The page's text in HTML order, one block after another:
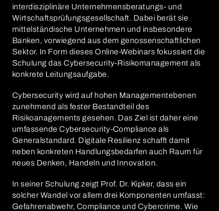
interdisziplinäre Unternehmensberatungs- und
Wirtschaftsprüfungsgesellschaft. Dabei berät sie
mittelständische Unternehmen und insbesondere
Banken, vorwiegend aus dem genossenschaftlichen
Sektor. In Form dieses Online-Webinars fokussiert die
Schulung das Cybersecurity-Risikomanagement als
konkrete Leitungsaufgabe.
Cybersecurity wird auf hohen Managementebenen
zunehmend als fester Bestandteil des
Risikoanagements gesehen. Das Ziel ist daher eine
umfassende Cybersecurity-Compliance als
Generalstandard. Digitale Resilienz schafft damit
neben konkreten Handlungsbedarfen auch Raum für
neues Denken, Handeln und Innovation.
In seiner Schulung zeigt Prof. Dr. Kipker, dass ein
solcher Wandel vor allem drei Komponenten umfasst:
Gefahrenabwehr, Compliance und Cybercrime. Wie